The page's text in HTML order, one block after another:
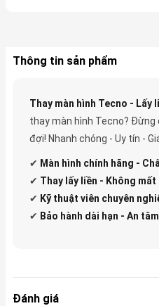
Thông tin sản phẩm
Thay màn hình Tecno - Lấy
thay màn hình Tecno? Đừng
đợi! Nhanh chóng - Uy tín -
✔ Màn hình chính hãng -
✔ Thay lấy liền - Không
✔ Kỹ thuật viên chuyên
✔ Bảo hành dài hạn - An
Đánh giá